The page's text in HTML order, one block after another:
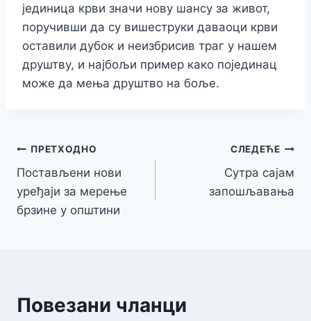
јединица крви значи нову шансу за живот,
поручивши да су вишеструки даваоци крви
оставили дубок и неизбрисив траг у нашем
друштву, и најбољи пример како појединац
може да мења друштво на боље.
Кретање
чланка
ПРЕТХОДНО
Постављени нови
уређаји за мерење
брзине у општини
СЛЕДЕЋЕ
Сутра сајам
запошљавања
Повезани чланци